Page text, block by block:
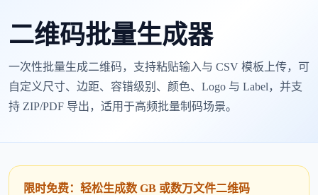
二维码批量生成器
一次性批量生成二维码，支持粘贴输入与 CSV 模板上传，可
自定义尺寸、边距、容错级别、颜色、Logo 与 Label，并支
持 ZIP/PDF 导出，适用于高频批量制码场景。
限时免费：轻松生成数 GB 或数万文件二维码